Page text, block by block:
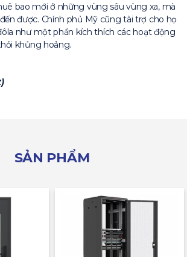
bao mới ở những vùng sâu vùng xa, mà
được. Chính phủ Mỹ cũng tài trợ cho họ
như một phần kích thích các hoạt động
khủng hoảng.
SẢN PHẨM